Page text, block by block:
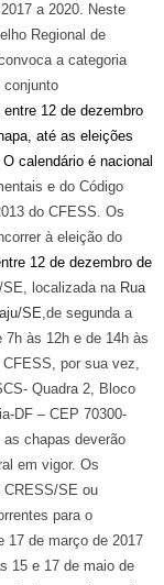
a 2020. Neste
Regional de
a categoria
conjunto
entre 12 de dezembro
até as eleições
calendário é nacional
e do Código
do CFESS. Os
à eleição do
12 de dezembro de
localizada na Rua
SE,de segunda a
às 12h e de 14h às
por sua vez,
Quadra 2, Bloco
DF – CEP 70300-
chapas deverão
em vigor. Os
CRESS/SE ou
para o
17 de março de 2017
15 e 17 de maio de